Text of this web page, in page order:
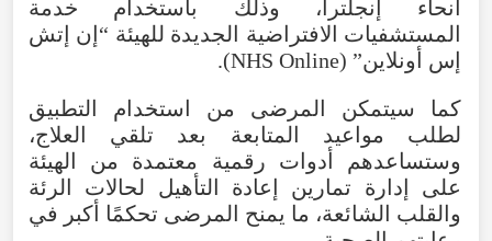
أنحاء إنجلترا ، وذلك باستخدام
خدمة
المستشفيات الافتراضية الجديدة للهيئة “إن إتش
إس أونلاين” (NHS Online
).
كما
سيتمكن المرضى من استخدام
التطبيق
لطلب
مواعيد المتابعة بعد تلقي العلاج،
وستساعدهم
أدوات رقمية معتمدة من
الهيئة
على
إدارة تمارين إعادة التأهيل لحالات
الرئة
والقلب الشائعة، ما يمنح المرضى تحكمًا أكبر في